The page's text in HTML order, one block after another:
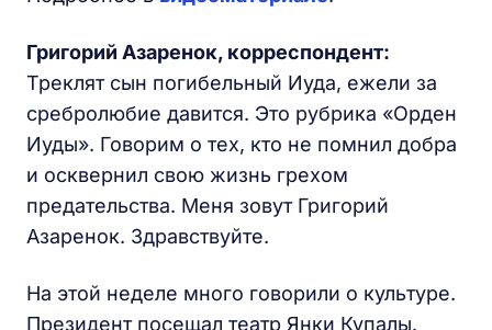
Григорий Азаренок, корреспондент:
Треклят сын погибельный Иуда, ежели за
сребролюбие давится. Это рубрика «Орден
Иуды». Говорим о тех, кто не помнил добра
и осквернил свою жизнь грехом
предательства. Меня зовут Григорий
Азаренок. Здравствуйте.
На этой неделе много говорили о культуре.
Президент посещал театр Янки Купалы.